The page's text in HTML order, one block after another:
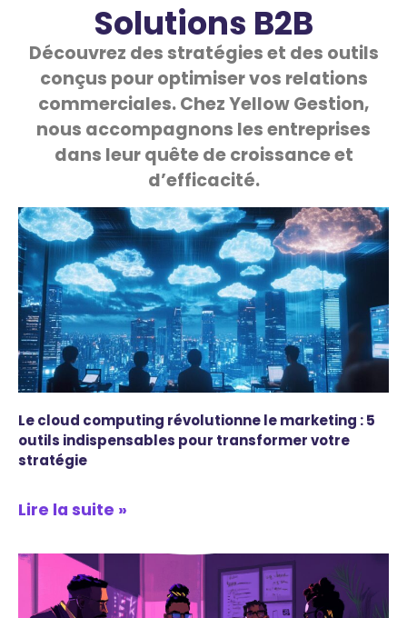
Solutions B2B
Découvrez des stratégies et des outils
conçus pour optimiser vos relations
commerciales. Chez Yellow Gestion,
nous accompagnons les entreprises
dans leur quête de croissance et
d’efficacité.
Le cloud computing révolutionne le marketing : 5
outils indispensables pour transformer votre
stratégie
Lire la suite »